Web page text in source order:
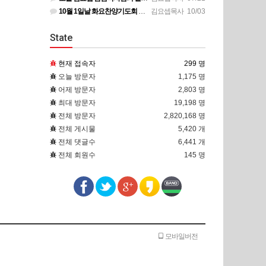
김요셉목사 10/03
10월 1일날 화요찬양기도회 설교 영상은 상태가 안좋아서 오디오만 올려 드립니다
State
현재 접속자
299 명
오늘 방문자
1,175 명
어제 방문자
2,803 명
최대 방문자
19,198 명
전체 방문자
2,820,168 명
전체 게시물
5,420 개
전체 댓글수
6,441 개
전체 회원수
145 명
모바일버전